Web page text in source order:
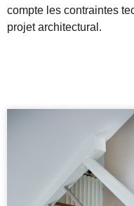
compte les contraintes
projet architectural.